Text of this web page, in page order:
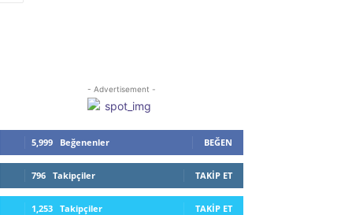
- Advertisement -
5,999 Beğenenler BEĞEN
796 Takipçiler TAKIP ET
1,253 Takipçiler TAKIP ET